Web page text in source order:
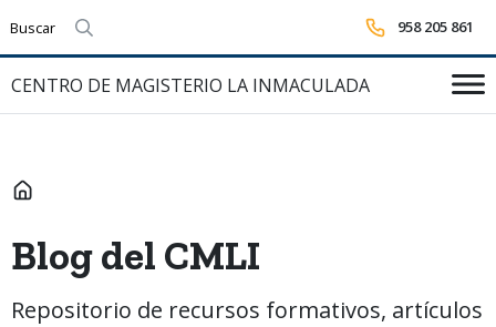
Realizar búsqueda 958 205 861
CENTRO DE MAGISTERIO LA INMACULADA
INICIO
Blog del CMLI
Repositorio de recursos formativos, artículos